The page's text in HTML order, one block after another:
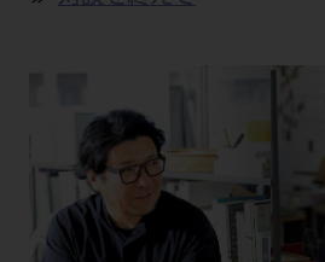
メールマガジンスマイル＋
ビバリーくんの歯科イラスト
モリタカレンダー
大阪
京都
広島
見学予約
メール
メールでのお問い合わせ